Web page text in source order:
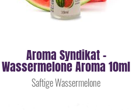
Aroma Syndikat -
Wassermelone Aroma 10ml
Saftige Wassermelone